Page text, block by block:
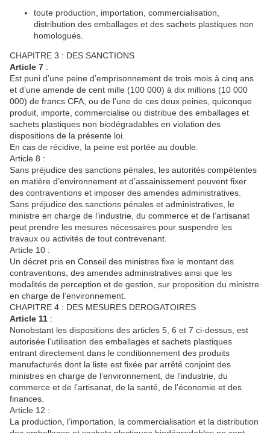
toute production, importation, commercialisation,
distribution des emballages et des sachets plastiques non
homologués.
CHAPITRE 3 : DES SANCTIONS
Article 7 :
Est puni d’une peine d’emprisonnement de trois mois à cinq ans
et d’une amende de cent mille (100 000) à dix millions (10 000
000) de francs CFA, ou de l’une de ces deux peines, quiconque
produit, importe, commercialise ou distribue des emballages et
sachets plastiques non biodégradables en violation des
dispositions de la présente loi.
En cas de récidive, la peine est portée au double.
Article 8 :
Sans préjudice des sanctions pénales, les autorités compétentes
en matière d’environnement et d’assainissement peuvent fixer
des contraventions et imposer des amendes administratives.
Sans préjudice des sanctions pénales et administratives, le
ministre en charge de l’industrie, du commerce et de l’artisanat
peut prendre les mesures nécessaires pour suspendre les
travaux ou activités de tout contrevenant.
Article 10 :
Un décret pris en Conseil des ministres fixe le montant des
contraventions, des amendes administratives ainsi que les
modalités de perception et de gestion, sur proposition du ministre
en charge de l’environnement.
CHAPITRE 4 : DES MESURES DEROGATOIRES
Article 11 :
Nonobstant les dispositions des articles 5, 6 et 7 ci-dessus, est
autorisée l’utilisation des emballages et sachets plastiques
entrant directement dans le conditionnement des produits
manufacturés dont la liste est fixée par arrêté conjoint des
ministres en charge de l’environnement, de l’industrie, du
commerce et de l’artisanat, de la santé, de l’économie et des
finances.
Article 12 :
La production, l’importation, la commercialisation et la distribution